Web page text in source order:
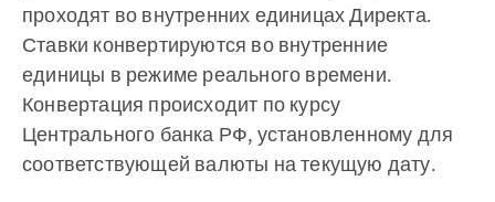
проходят во внутренних единицах Директа.
Ставки конвертируются во внутренние
единицы в режиме реального времени.
Конвертация происходит по курсу
Центрального банка РФ, установленному для
соответствующей валюты на текущую дату.